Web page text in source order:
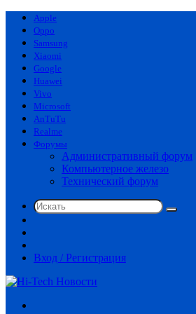
Apple
Oppo
Samsung
Xiaomi
Google
Huawei
Vivo
Microsoft
AnTuTu
Realme
Форумы
Административный форум
Компьютерное железо
Технический форум
Искать
статья
Вход / Регистрация